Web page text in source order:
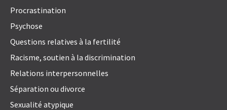
Procrastination
Psychose
Questions relatives à la fertilité
Racisme, soutien à la discrimination
Relations interpersonnelles
Séparation ou divorce
Sexualité atypique